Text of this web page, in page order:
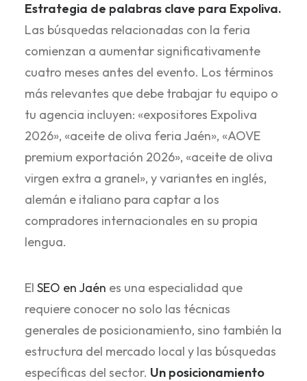
Estrategia de palabras clave para Expoliva.
Las búsquedas relacionadas con la feria
comienzan a aumentar significativamente
cuatro meses antes del evento. Los términos
más relevantes que debe trabajar tu equipo o
tu agencia incluyen: «expositores Expoliva
2026», «aceite de oliva feria Jaén», «AOVE
premium exportación 2026», «aceite de oliva
virgen extra a granel», y variantes en inglés,
alemán e italiano para captar a los
compradores internacionales en su propia
lengua.
El SEO en Jaén es una especialidad que
requiere conocer no solo las técnicas
generales de posicionamiento, sino también la
estructura del mercado local y las búsquedas
específicas del sector. Un posicionamiento